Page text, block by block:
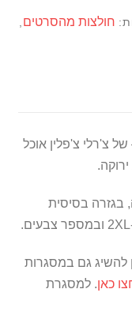
חולצות מהסרטים
צ'רלי צ'פלין אוכל
איכותית, 100% כותנה, בגזרה בסיסית
להשיג גם במסגרות
כאן. למסגרת